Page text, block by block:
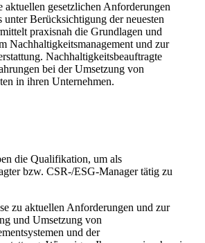
aktuellen gesetzlichen Anforderungen
Berücksichtigung der neuesten
praxisnah die Grundlagen und
Nachhaltigkeitsmanagement und zur
Nachhaltigkeitsbeauftragte
bei der Umsetzung von
in ihren Unternehmen.
die Qualifikation, um als
bzw. CSR-/ESG-Manager tätig zu
zu aktuellen Anforderungen und zur
und Umsetzung von
und der